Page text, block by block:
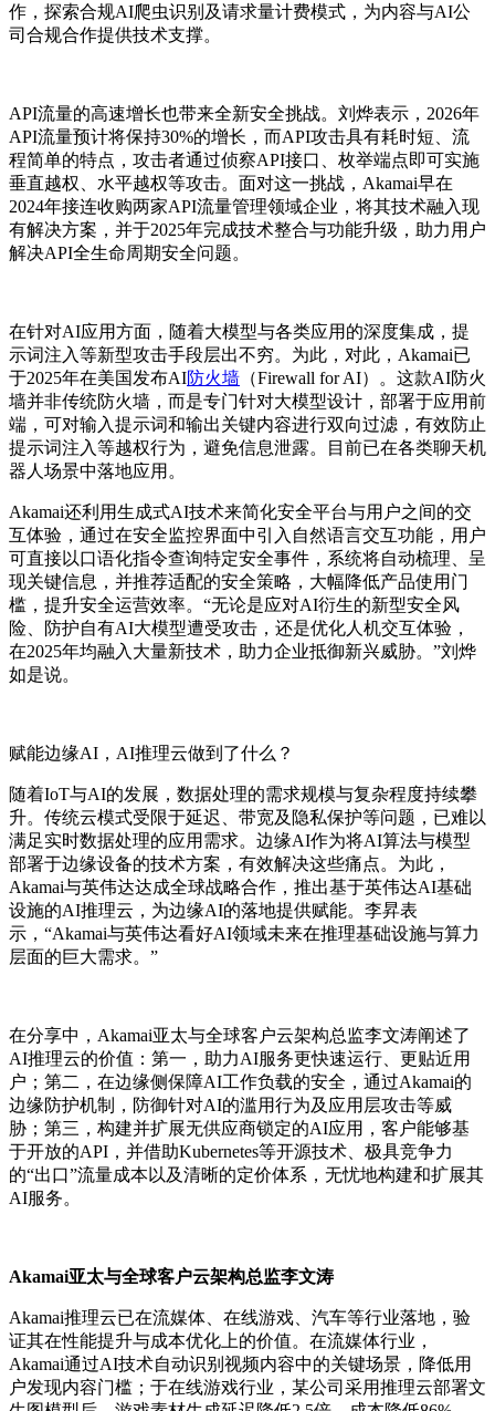
作，探索合规AI爬虫识别及请求量计费模式，为内容与AI公
司合规合作提供技术支撑。
API流量的高速增长也带来全新安全挑战。 刘烨表示，2026年
API流量预计将保持30%的增长，而API攻击具有耗时短、流
程简单的特点，攻击者通过侦察API接口、枚举端点即可实施
垂直越权、水平越权等攻击。面对这一挑战， Akamai早在
2024年接连收购两家API流量管理领域企业，将其技术融入现
有解决方案，并于2025年完成技术整合与功能升级，助力用户
解决API全生命周期安全问题。
在针对AI应用方面 ，随着大模型与各类应用的深度集成，提
示词注入等新型攻击手段层出不穷。为此，对此， Akamai已
于2025年在美国发布AI防火墙 （Firewall for AI）
。这款AI防火
墙并非传统防火墙，而是专门针对大模型设计，部署于应用前
端，可对输入提示词和输出关键内容进行双向过滤，有效防止
提示词注入等越权行为，避免信息泄露。目前已在各类聊天机
器人场景中落地应用。
Akamai还利用生成式AI技术来简化安全平台与用户之间的交
互体验，通过在安全监控界面中引入自然语言交互功能，用户
可直接以口语化指令查询特定安全事件，系统将自动梳理、呈
现关键信息，并推荐适配的安全策略，大幅降低产品使用门
槛，提升安全运营效率。“无论是应对AI衍生的新型安全风
险、防护自有AI大模型遭受攻击，还是优化人机交互体验，
在2025年均融入大量新技术，助力企业抵御新兴威胁。”刘烨
如是说。
赋能边缘AI，AI推理云做到了什么？
随着IoT与AI的发展，数据处理的需求规模与复杂程度持续攀
升。传统云模式受限于延迟、带宽及隐私保护等问题，已难以
满足实时数据处理的应用需求。边缘AI作为将AI算法与模型
部署于边缘设备的技术方案，有效解决这些痛点。为此，
Akamai与英伟达达成全球战略合作， 推出基于英伟达AI基础
设施的AI推理云，为边缘AI的落地提供赋能。李昇表
示，“Akamai与英伟达看好AI领域未来在推理基础设施与算力
层面的巨大需求。”
在分享中， Akamai亚太与全球客户云架构总监李文涛阐述了
AI推理云的价值 ：第一，助力AI服务更快速运行、更贴近用
户；第二，在边缘侧保障AI工作负载的安全，通过Akamai的
边缘防护机制，防御针对AI的滥用行为及应用层攻击等威
胁；第三，构建并扩展无供应商锁定的AI应用，客户能够基
于开放的API，并借助Kubernetes等开源技术、极具竞争力
的“出口”流量成本以及清晰的定价体系，无忧地构建和扩展其
AI服务。
Akamai亚太与全球客户云架构总监李文涛
Akamai推理云已在流媒体、在线游戏、汽车等行业落地，验
证其在性能提升与成本优化上的价值。 在流媒体行业，
Akamai通过AI技术自动识别视频内容中的关键场景，降低用
户发现内容门槛；于在线游戏行业，某公司采用推理云部署文